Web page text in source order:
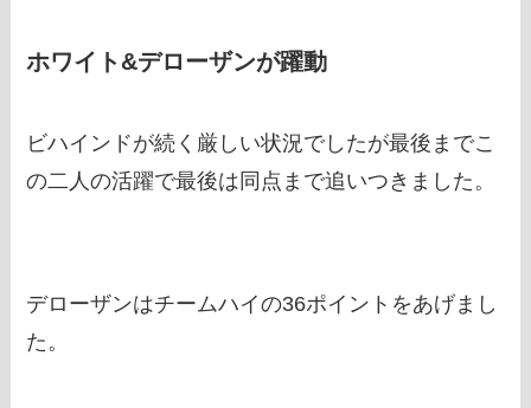
ホワイト&デローザンが躍動
ビハインドが続く厳しい状況でしたが最後までこ
の二人の活躍で最後は同点まで追いつきました。
デローザンはチームハイの36ポイントをあげまし
た。